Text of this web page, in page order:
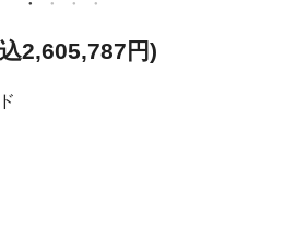
2,605,787円)